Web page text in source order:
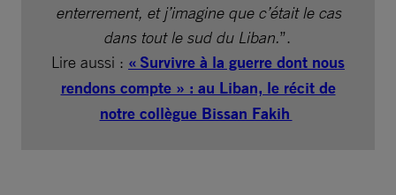
enterrement, et j’imagine que c’était le cas
dans tout le sud du Liban.”.
Lire aussi : « Survivre à la guerre dont nous
rendons compte » : au Liban, le récit de
notre collègue Bissan Fakih